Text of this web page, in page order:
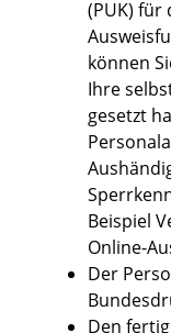
(PUK) für
können
Ihre
gesetzt
Beispiel
Online-
Der
Den